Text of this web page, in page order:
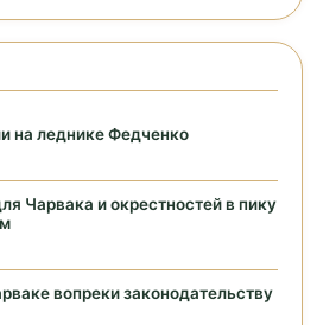
на леднике Федченко
Чарвака и окрестностей в пику
вопреки законодательству